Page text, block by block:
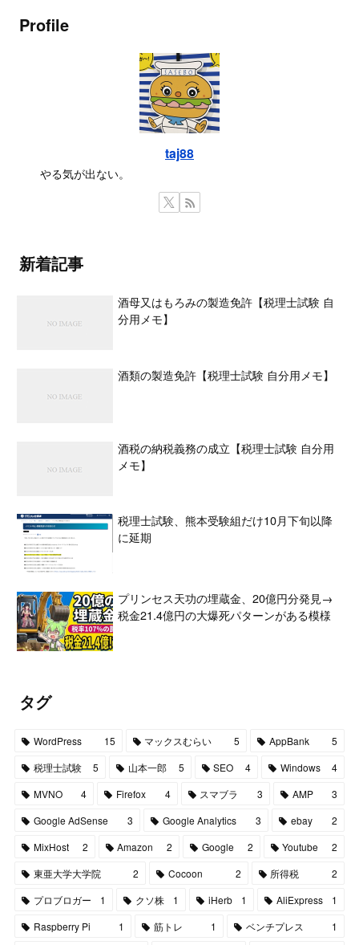
Profile
taj88
やる気が出ない。
新着記事
酒母又はもろみの製造免許【税理士試験 自
分用メモ】
酒類の製造免許【税理士試験 自分用メモ】
酒税の納税義務の成立【税理士試験 自分用
メモ】
税理士試験、熊本受験組だけ10月下旬以降
に延期
プリンセス天功の埋蔵金、20億円分発見→
税金21.4億円の大爆死パターンがある模様
タグ
WordPress 15 マックスむらい 5 AppBank
5
税理士試験
5 山本一郎 5 SEO 4 Windows
4
MVNO
4 Firefox 4 スマブラ 3 AMP
3
Google AdSense
3 Google Analytics 3 ebay
2
MixHost
2 Amazon 2 Google 2 Youtube
2
東亜大学大学院
2 Cocoon 2 所得税
2
プロブロガー
1 クソ株 1 iHerb 1 AliExpress
1
Raspberry Pi
1 筋トレ 1 ベンチプレス
1